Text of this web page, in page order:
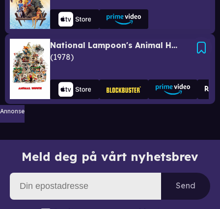
National Lampoon's Animal House
1978
Annonse
Meld deg på vårt nyhetsbrev
Send